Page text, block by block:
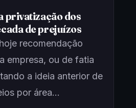
privatização dos
de prejuízos
recomendação
empresa, ou de fatia
a ideia anterior de
por área…